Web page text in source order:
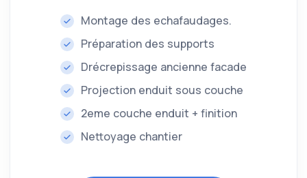
Montage des echafaudages.
Préparation des supports
Drécrepissage ancienne facade
Projection enduit sous couche
2eme couche enduit + finition
Nettoyage chantier